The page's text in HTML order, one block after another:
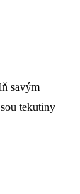
savým
tekutiny